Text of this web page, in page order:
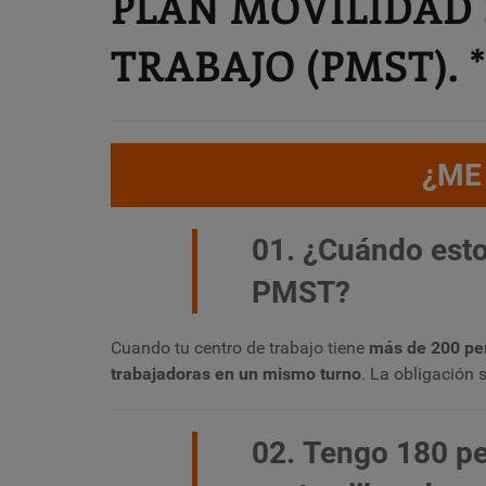
TRABAJO (PMST).
01. ¿Cuándo
PMST?
Cuando tu centro de trabajo tiene más de 200
trabajadoras en un mismo turno. La obligación
02. Tengo 180